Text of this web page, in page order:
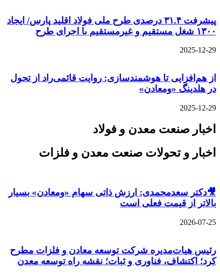
پیشرفت ۳۱.۴ درصدی طرح ملی فولاد اقلید پارس/ ایجاد
۱۳۰۰ شغل مستقیم و غیرمستقیم با اجرای طرح
2025-12-29
از هم‌افزایی تا هوشمندسازی: روایت قائمی‌راد از تحول
در هلدینگ «ومعادن»
2025-12-29
اخبار صنعت معدن و فولاد
اخبار و تحولات صنعت معدن و فلزات
🎥دکتر سعدمحمدی: ارزش ذاتی سهام «ومعادن» بسیار
بالاتر از قیمت فعلی است
2026-07-25
رئیس هیات‌مدیره شرکت توسعه معادن و فلزات مطرح
کرد؛ اکتشاف، فناوری و ثبات؛ نقشه راه توسعه معدن